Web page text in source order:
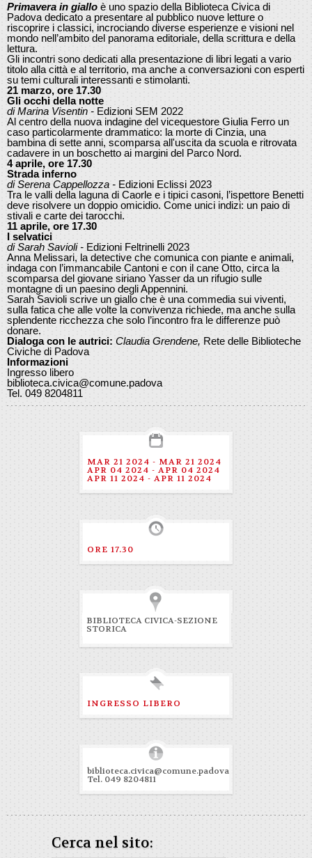
Primavera in giallo è uno spazio della Biblioteca Civica di
Padova dedicato a presentare al pubblico nuove letture o
riscoprire i classici, incrociando diverse esperienze e visioni nel
mondo nell’ambito del panorama editoriale, della scrittura e della
lettura.
Gli incontri sono dedicati alla presentazione di libri legati a vario
titolo alla città e al territorio, ma anche a conversazioni con esperti
su temi culturali interessanti e stimolanti.
21 marzo, ore 17.30
Gli occhi della notte
di Marina Visentin - Edizioni SEM 2022
Al centro della nuova indagine del vicequestore Giulia Ferro un
caso particolarmente drammatico: la morte di Cinzia, una
bambina di sette anni, scomparsa all'uscita da scuola e ritrovata
cadavere in un boschetto ai margini del Parco Nord.
4 aprile, ore 17.30
Strada inferno
di Serena Cappellozza - Edizioni Eclissi 2023
Tra le valli della laguna di Caorle e i tipici casoni, l’ispettore Benetti
deve risolvere un doppio omicidio. Come unici indizi: un paio di
stivali e carte dei tarocchi.
11 aprile, ore 17.30
I selvatici
di Sarah Savioli - Edizioni Feltrinelli 2023
Anna Melissari, la detective che comunica con piante e animali,
indaga con l’immancabile Cantoni e con il cane Otto, circa la
scomparsa del giovane siriano Yasser da un rifugio sulle
montagne di un paesino degli Appennini.
Sarah Savioli scrive un giallo che è una commedia sui viventi,
sulla fatica che alle volte la convivenza richiede, ma anche sulla
splendente ricchezza che solo l’incontro fra le differenze può
donare.
Dialoga con le autrici: Claudia Grendene, Rete delle Biblioteche
Civiche di Padova
Informazioni
Ingresso libero
biblioteca.civica@comune.padova
Tel. 049 8204811
MAR 21 2024 - MAR 21 2024
APR 04 2024 - APR 04 2024
APR 11 2024 - APR 11 2024
ORE 17.30
BIBLIOTECA CIVICA-SEZIONE
STORICA
INGRESSO LIBERO
biblioteca.civica@comune.padova
Tel. 049 8204811
Cerca nel sito: